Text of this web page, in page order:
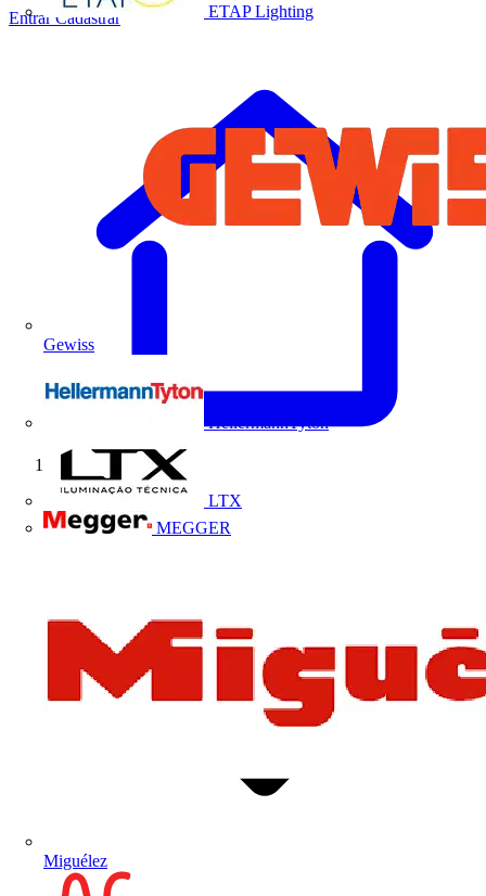
ETAP Lighting
Gewiss
HellermannTyton
LTX
MEGGER
Miguélez
Entrar Cadastrar
Início